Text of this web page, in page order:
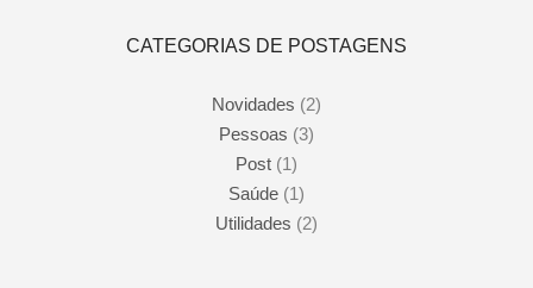
CATEGORIAS DE POSTAGENS
Novidades (2)
Pessoas (3)
Post (1)
Saúde (1)
Utilidades (2)